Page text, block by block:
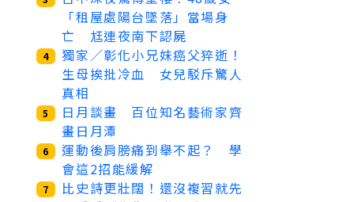
「租屋處陽台墜落」當場身
亡 尪連夜南下認屍
4
獨家／彰化小兄妹癌父猝逝！
生母挨批冷血 女兒駁斥驚人
真相
5
日月談畫 百位知名藝術家齊
畫日月潭
6
運動後肩膀痛到舉不起？ 學
會這2招能緩解
7
比史詩更壯闊！還沒複習就先